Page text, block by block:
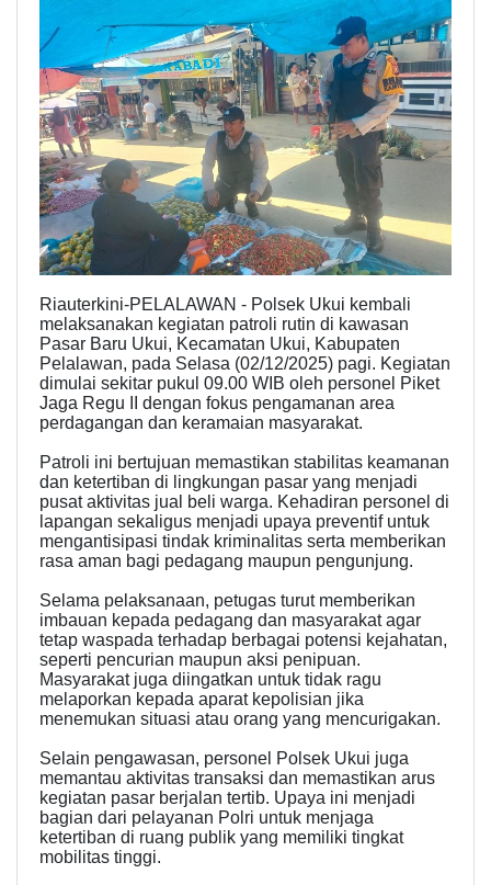
Riauterkini-PELALAWAN - Polsek Ukui kembali
melaksanakan kegiatan patroli rutin di kawasan
Pasar Baru Ukui, Kecamatan Ukui, Kabupaten
Pelalawan, pada Selasa (02/12/2025) pagi. Kegiatan
dimulai sekitar pukul 09.00 WIB oleh personel Piket
Jaga Regu II dengan fokus pengamanan area
perdagangan dan keramaian masyarakat.
Patroli ini bertujuan memastikan stabilitas keamanan
dan ketertiban di lingkungan pasar yang menjadi
pusat aktivitas jual beli warga. Kehadiran personel di
lapangan sekaligus menjadi upaya preventif untuk
mengantisipasi tindak kriminalitas serta memberikan
rasa aman bagi pedagang maupun pengunjung.
Selama pelaksanaan, petugas turut memberikan
imbauan kepada pedagang dan masyarakat agar
tetap waspada terhadap berbagai potensi kejahatan,
seperti pencurian maupun aksi penipuan.
Masyarakat juga diingatkan untuk tidak ragu
melaporkan kepada aparat kepolisian jika
menemukan situasi atau orang yang mencurigakan.
Selain pengawasan, personel Polsek Ukui juga
memantau aktivitas transaksi dan memastikan arus
kegiatan pasar berjalan tertib. Upaya ini menjadi
bagian dari pelayanan Polri untuk menjaga
ketertiban di ruang publik yang memiliki tingkat
mobilitas tinggi.